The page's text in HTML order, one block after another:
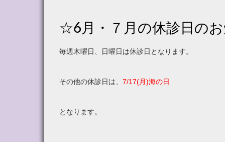
☆6月・７月の休診日の
毎週木曜日、日曜日は休診日となります。
その他の休診日は、 7/17(月)海の日
となります。